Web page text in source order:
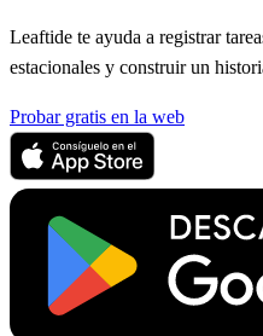
Leaftide te ayuda a registrar
estacionales y construir un
Probar gratis en la web